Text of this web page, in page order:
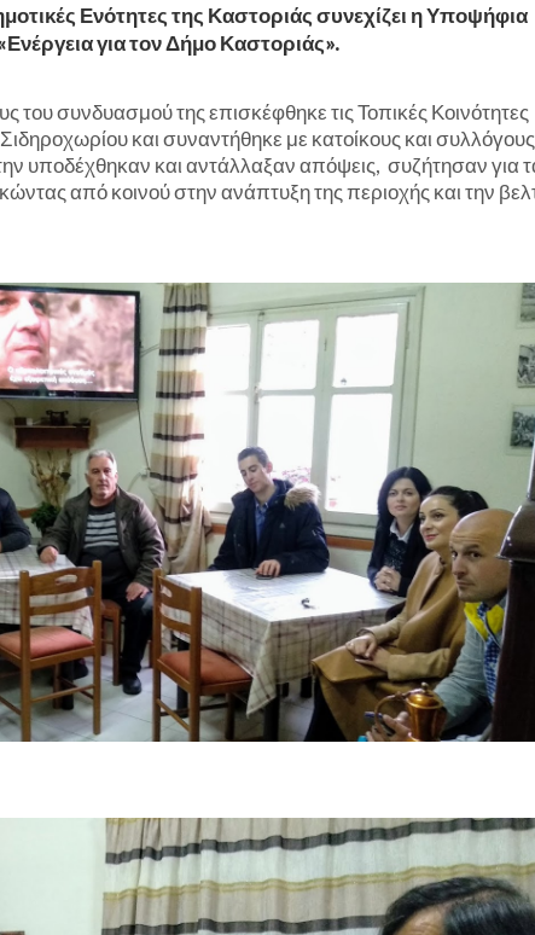
Ενότητες της Καστοριάς συνεχίζει η Υποψήφια
για τον Δήμο Καστοριάς».
συνδυασμού της επισκέφθηκε τις Τοπικές Κοινότητες
και συναντήθηκε με κατοίκους και συλλόγους
υποδέχθηκαν και αντάλλαξαν απόψεις, συζήτησαν για
από κοινού στην ανάπτυξη της περιοχής και την